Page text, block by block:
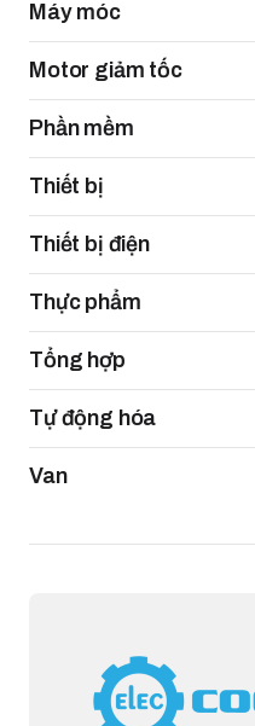
Máy móc
Motor giảm tốc
Phần mềm
Thiết bị
Thiết bị điện
Thực phẩm
Tổng hợp
Tự động hóa
Van